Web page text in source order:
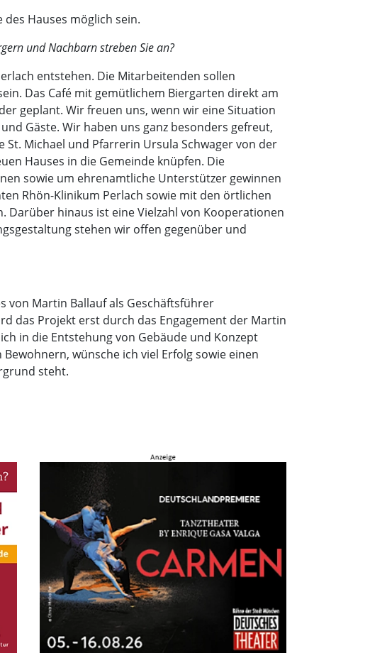
Hauses möglich sein.
und Nachbarn streben Sie an?
entstehen. Die Mitarbeitenden sollen
Das Café mit gemütlichem Biergarten direkt am
geplant. Wir freuen uns, wenn wir eine Situation
Gäste. Wir haben uns ganz besonders gefreut,
Michael und Pfarrerin Ursula Schwager von der
Hauses in die Gemeinde knüpfen. Die
sowie um ehrenamtliche Unterstützer gewinnen
Rhön-Klinikum Perlach sowie mit den örtlichen
Darüber hinaus ist eine Vielzahl von Kooperationen
stehen wir offen gegenüber und
von Martin Ballauf als Geschäftsführer
das Projekt erst durch das Engagement der Martin
in die Entstehung von Gebäude und Konzept
wünsche ich viel Erfolg sowie einen
steht.